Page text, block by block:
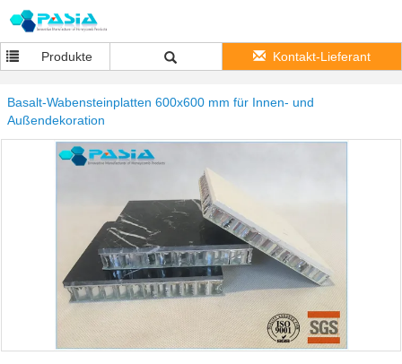
Produkte Kontakt-Lieferant
Basalt-Wabensteinplatten 600x600 mm für Innen- und
Außendekoration